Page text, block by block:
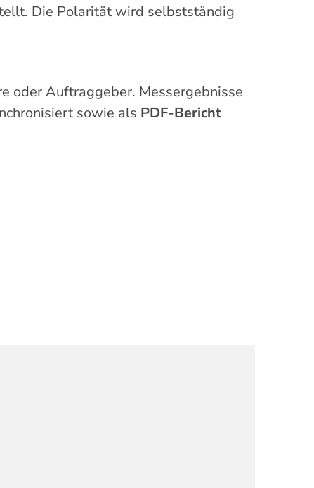
Die Polarität wird selbstständig
oder Auftraggeber. Messergebnisse
sowie als PDF-Bericht